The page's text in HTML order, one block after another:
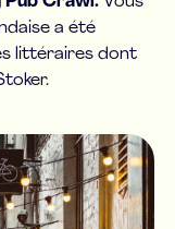
a été
littéraires dont